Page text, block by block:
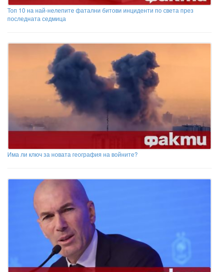
Топ 10 на най-нелепите фатални битови инциденти по света през
последната седмица
Има ли ключ за новата география на войните?